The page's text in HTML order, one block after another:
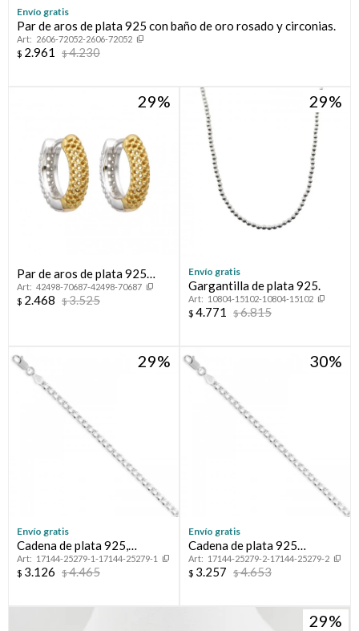
Envío gratis
Par de aros de plata 925 con baño de oro rosado y circonias.
2606-72052-2606-72052
$ 2.961 $4.230
29
Par de aros de plata 925
combinados.
42498-70687-42498-70687
$ 2.468 $3.525
29
Envío gratis
Gargantilla de plata 925.
10804-15102-10804-15102
$ 4.771 $6.815
29
Envío gratis
Cadena de plata 925,
GRUMETTE, 45 cm.
17144-25279-1-17144-25279-1
$ 3.126 $4.465
30
Envío gratis
Cadena de plata 925
GRUMETTE, 50 cm.
17144-25279-2-17144-25279-2
$ 3.257 $4.653
29
Compromiso